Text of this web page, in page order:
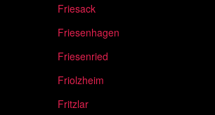
Friesack
Friesenhagen
Friesenried
Friolzheim
Fritzlar